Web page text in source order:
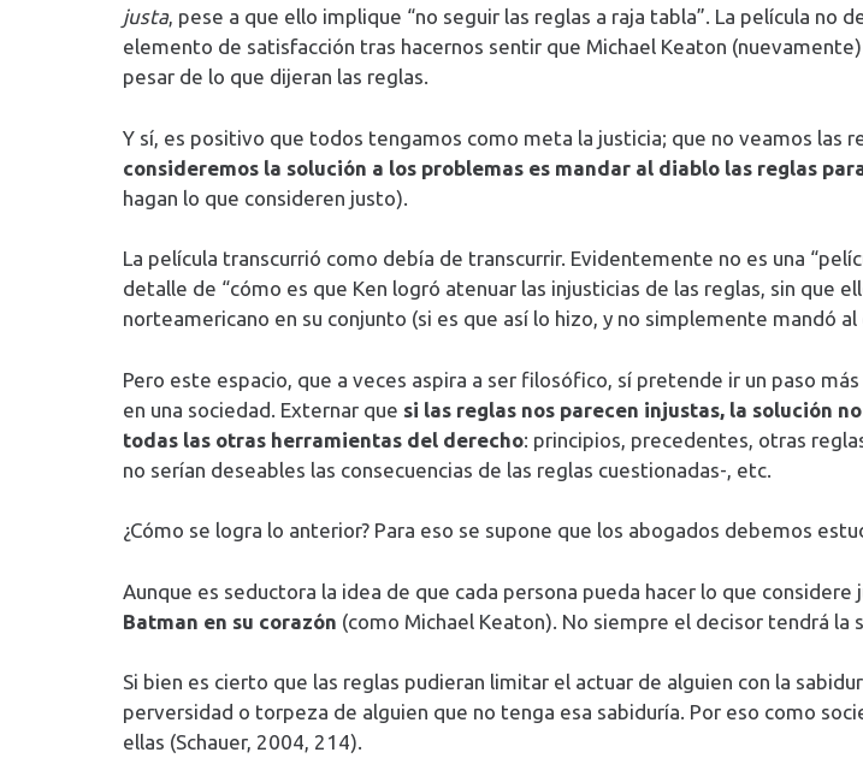
justa, pese a que ello implique “no seguir las reglas a raja tabla”. La película no
elemento de satisfacción tras hacernos sentir que Michael Keaton
pesar de lo que dijeran las reglas.
Y sí, es positivo que todos tengamos como meta la justicia; que no veamos las
consideremos la solución a los problemas es mandar al diablo las reglas
hagan lo que consideren justo).
La película transcurrió como debía de transcurrir. Evidentemente no es una
detalle de “cómo es que Ken logró atenuar las injusticias de las reglas, sin que
norteamericano en su conjunto (si es que así lo hizo, y no simplemente mandó al
Pero este espacio, que a veces aspira a ser filosófico, sí pretende ir un paso
en una sociedad. Externar que si las reglas nos parecen injustas, la solución
todas las otras herramientas del derecho: principios, precedentes, otras
no serían deseables las consecuencias de las reglas cuestionadas-, etc.
¿Cómo se logra lo anterior? Para eso se supone que los abogados debemos
Aunque es seductora la idea de que cada persona pueda hacer lo que considere
Batman en su corazón (como Michael Keaton). No siempre el decisor tendrá la
Si bien es cierto que las reglas pudieran limitar el actuar de alguien con la
perversidad o torpeza de alguien que no tenga esa sabiduría. Por eso como
ellas (Schauer, 2004, 214).